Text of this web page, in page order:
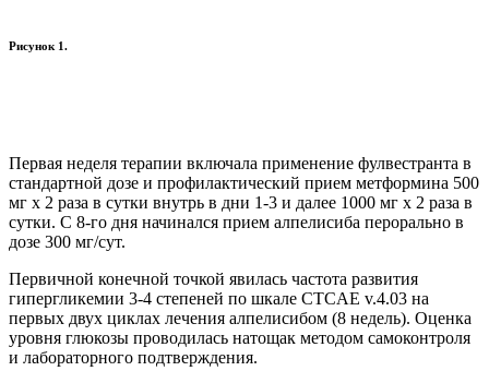
Рисунок 1.
Первая неделя терапии включала применение фулвестранта в
стандартной дозе и профилактический прием метформина 500
мг х 2 раза в сутки внутрь в дни 1-3 и далее 1000 мг х 2 раза в
сутки. С 8-го дня начинался прием алпелисиба перорально в
дозе 300 мг/сут.
Первичной конечной точкой явилась частота развития
гипергликемии 3-4 степеней по шкале CTCAE v.4.03 на
первых двух циклах лечения алпелисибом (8 недель). Оценка
уровня глюкозы проводилась натощак методом самоконтроля
и лабораторного подтверждения.